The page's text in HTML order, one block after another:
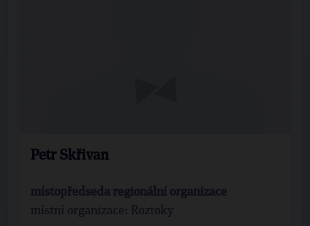
Petr Skřivan
místopředseda regionální organizace
místní organizace: Roztoky